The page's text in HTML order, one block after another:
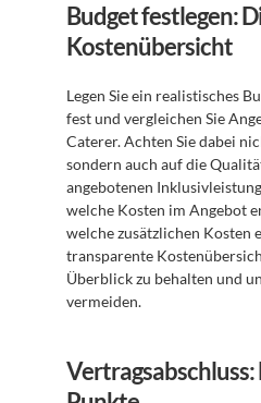
Budget festlegen:
Kostenübersicht
Legen Sie ein realistisches
fest und vergleichen Sie
Caterer. Achten Sie dabei
sondern auch auf die
angebotenen
welche Kosten im Angebot
welche zusätzlichen Kosten
transparente
Überblick zu behalten und
vermeiden.